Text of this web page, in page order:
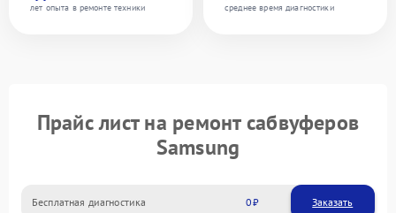
лет опыта в ремонте техники
среднее время диагностики
Прайс лист на ремонт сабвуферов
Samsung
Бесплатная диагностика 0 Заказать